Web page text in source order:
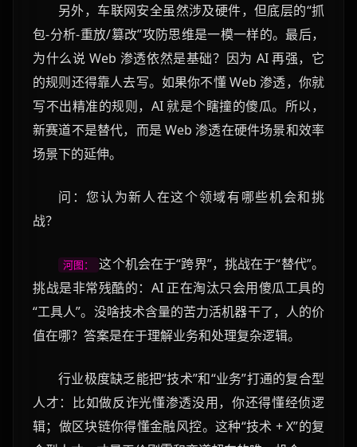
另外，车联网安全虽然涉及硬件，但底层的“抓
包-分析-重放/篡改”攻防思维是一模一样的。最后，
为什么说 Web 渗透依然是基础？因为 AI 再强，它
的规则还得靠人去写。如果你不懂 Web 渗透，你就
写不出精准的规则，AI 就是个瞎撞的傻瓜。所以，
新赛道不是替代，而是 Web 渗透在硬件场景和效率
场景下的延伸。
问：您认为新人在这个领域有哪些机会和挑
战？
河图：
这个机会在于“跨界”，挑战在于“替代”。
挑战是非常残酷的：AI 正在淘汰只会用傻瓜工具的
“工具人”。没啥技术含量的苦力活机器干了，人的价
值在哪？答案是在于理解业务和处理复杂逻辑。
行业极度缺乏能把“技术”和“业务”打通的复合型
人才：比如做反诈光懂渗透没用，你还得懂经侦逻
辑；做区块链你得懂金融风控。这种“技术 + X”的复